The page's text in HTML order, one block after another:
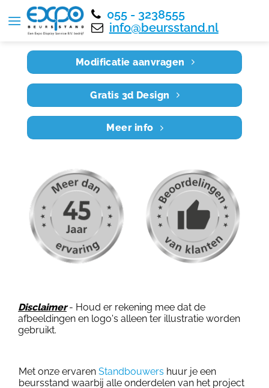
055 - 3238555
info@beursstand.nl
Home RE4X3 019
Modificatie aanvragen
Gratis 3d Design
Meer info
Disclaimer- Houd er rekening mee dat de
afbeeldingen en logo's alleen ter illustratie worden
gebruikt.
Met onze ervaren Standbouwers huur je een
beursstand waarbij alle onderdelen van het project